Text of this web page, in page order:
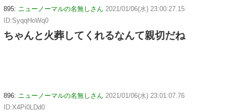
895: ニューノーマルの名無しさん 2021/01/06(水) 23:00:27.15
ID:SyqqHoWq0
ちゃんと火葬してくれるなんて親切だね
896: ニューノーマルの名無しさん 2021/01/06(水) 23:01:07.76
ID:X4Pi0LDd0